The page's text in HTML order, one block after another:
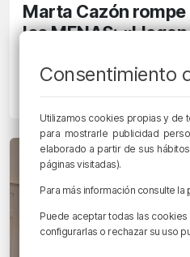
Marta Cazón
los MENAS:
necesitan una
para crecer»
29/05/2026 • 11:50 • RADIO
Consentimiento
Utilizamos cookies propias y de
para mostrarle publicidad
elaborado a partir de sus
páginas visitadas).
Para más información consulte la
Puede aceptar todas las
configurarlas o rechazar su uso